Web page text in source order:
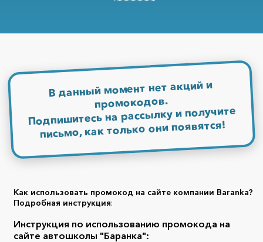
В данный момент нет акций и
промокодов.
Подпишитесь на рассылку и получите
письмо, как только они появятся!
Как использовать промокод на сайте компании Baranka?
Подробная инструкция:
Инструкция по использованию промокода на
сайте автошколы "Баранка":